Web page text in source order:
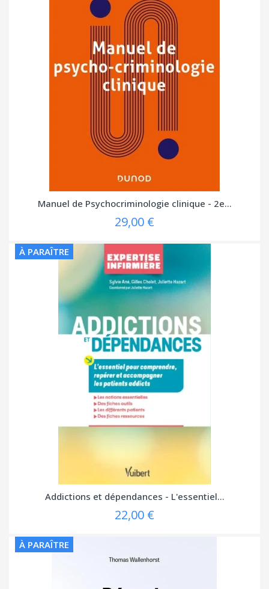
Manuel de Psychocriminologie clinique - 2e...
29,00 €
À PARAÎTRE
Addictions et dépendances - L'essentiel...
22,00 €
À PARAÎTRE